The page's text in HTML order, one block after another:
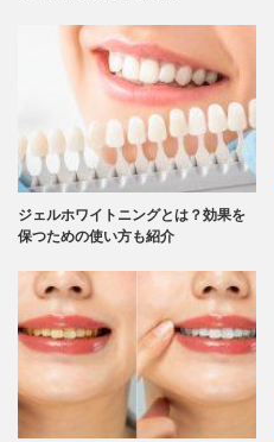
ジェルホワイトニングとは？効果を
保つための使い方も紹介